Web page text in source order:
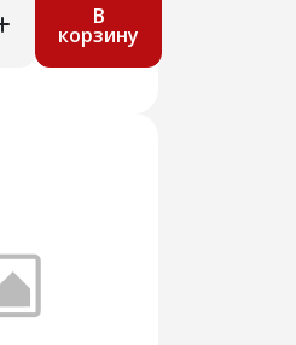
В
корзину